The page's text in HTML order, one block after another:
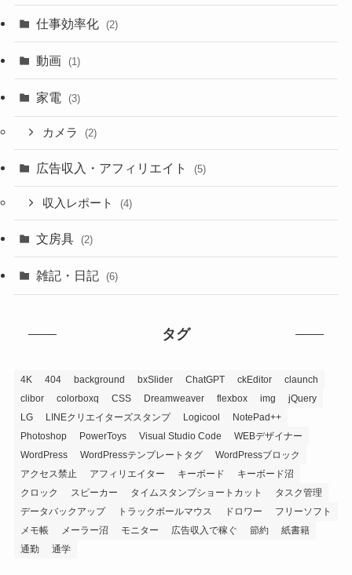
仕事効率化 (2)
動画 (1)
家電 (3)
カメラ (2)
広告収入・アフィリエイト (5)
収入レポート (4)
文房具 (2)
雑記・日記 (6)
タグ
4K 404 background bxSlider ChatGPT ckEditor
claunch
clibor
colorboxq CSS Dreamweaver flexbox img
jQuery
LG
LINEクリエイターズスタンプ Logicool
NotePad++
Photoshop
PowerToys Visual Studio Code
WEBデザイナー
WordPress
WordPressテンプレートタグ
WordPressブロック
アクセス禁止
アフィリエイター キーボード
キーボード沼
クロック
スピーカー タイムスタンプショートカット
タスク管理
データバックアップ
トラックボールマウス ドロワー
フリーソフト
メモ帳
メーラー沼 モニター 広告収入で稼ぐ 節約
紙書籍
通勤
通学